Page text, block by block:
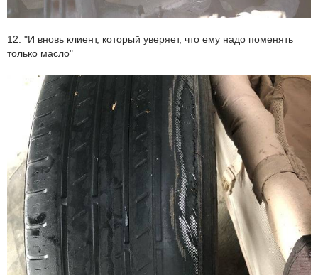
12. "И вновь клиент, который уверяет, что ему надо поменять
только масло"